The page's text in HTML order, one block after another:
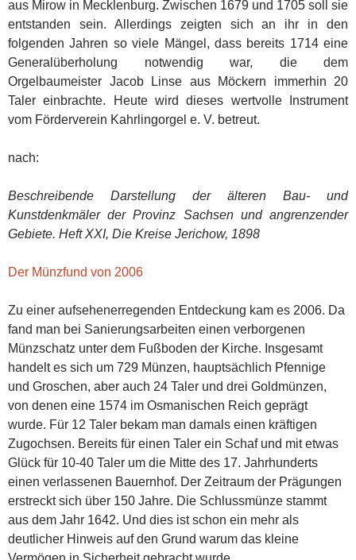
aus Mirow in Mecklenburg. Zwischen 1679 und 1705 soll sie
entstanden sein. Allerdings zeigten sich an ihr in den
folgenden Jahren so viele Mängel, dass bereits 1714 eine
Generalüberholung notwendig war, die dem
Orgelbaumeister Jacob Linse aus Möckern immerhin 20
Taler einbrachte. Heute wird dieses wertvolle Instrument
vom Förderverein Kahrlingorgel e. V. betreut.
nach:
Beschreibende Darstellung der älteren Bau- und
Kunstdenkmäler der Provinz Sachsen und angrenzender
Gebiete. Heft XXI, Die Kreise Jerichow, 1898
Der Münzfund von 2006
Zu einer aufsehenerregenden Entdeckung kam es 2006. Da
fand man bei Sanierungsarbeiten einen verborgenen
Münzschatz unter dem Fußboden der Kirche. Insgesamt
handelt es sich um 729 Münzen, hauptsächlich Pfennige
und Groschen, aber auch 24 Taler und drei Goldmünzen,
von denen eine 1574 im Osmanischen Reich geprägt
wurde. Für 12 Taler bekam man damals einen kräftigen
Zugochsen. Bereits für einen Taler ein Schaf und mit etwas
Glück für 10-40 Taler um die Mitte des 17. Jahrhunderts
einen verlassenen Bauernhof. Der Zeitraum der Prägungen
erstreckt sich über 150 Jahre. Die Schlussmünze stammt
aus dem Jahr 1642. Und dies ist schon ein mehr als
deutlicher Hinweis auf den Grund warum das kleine